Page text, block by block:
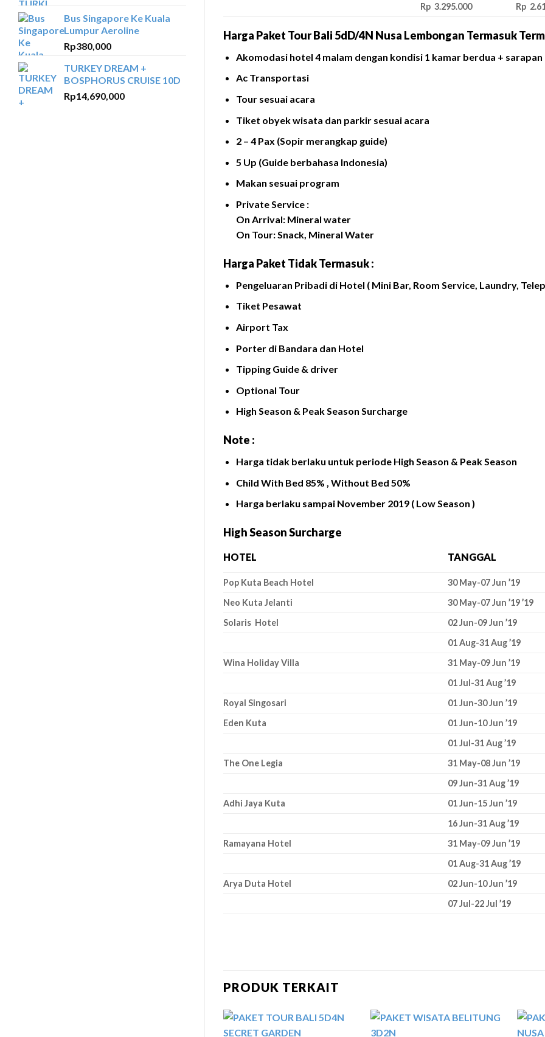
Bus Singapore Ke Kuala
Lumpur Aeroline
Rp380,000
TURKEY DREAM +
BOSPHORUS CRUISE 10D
Rp14,690,000
Rp 3.295.000
Rp
Harga Paket Tour Bali 5dD/4N Nusa Lembongan Termasuk
Akomodasi hotel 4 malam dengan kondisi 1 kamar berdua +
Ac Transportasi
Tour sesuai acara
Tiket obyek wisata dan parkir sesuai acara
2 – 4 Pax (Sopir merangkap guide)
5 Up (Guide berbahasa Indonesia)
Makan sesuai program
Private Service :
On Arrival: Mineral water
On Tour: Snack, Mineral Water
Harga Paket Tidak Termasuk :
Pengeluaran Pribadi di Hotel ( Mini Bar, Room Service, Laundry,
Tiket Pesawat
Airport Tax
Porter di Bandara dan Hotel
Tipping Guide & driver
Optional Tour
High Season & Peak Season Surcharge
Note :
Harga tidak berlaku untuk periode High Season & Peak Season
Child With Bed 85% , Without Bed 50%
Harga berlaku sampai November 2019 ( Low Season )
High Season Surcharge
HOTEL TANGGAL
Pop Kuta Beach Hotel 30 May-07 Jun ’19
Neo Kuta Jelanti
30 May-07 Jun ’19 ’19
Solaris Hotel
02 Jun-09 Jun ’19
01 Aug-31 Aug ’19
Wina Holiday Villa
31 May-09 Jun ’19
01 Jul-31 Aug ’19
Royal Singosari
01 Jun-30 Jun ’19
Eden Kuta
01 Jun-10 Jun ’19
01 Jul-31 Aug ’19
The One Legia
31 May-08 Jun ’19
09 Jun-31 Aug ’19
Adhi Jaya Kuta
01 Jun-15 Jun ’19
16 Jun-31 Aug ’19
Ramayana Hotel
31 May-09 Jun ’19
01 Aug-31 Aug ’19
Arya Duta Hotel
02 Jun-10 Jun ’19
07 Jul-22 Jul ’19
PRODUK TERKAIT